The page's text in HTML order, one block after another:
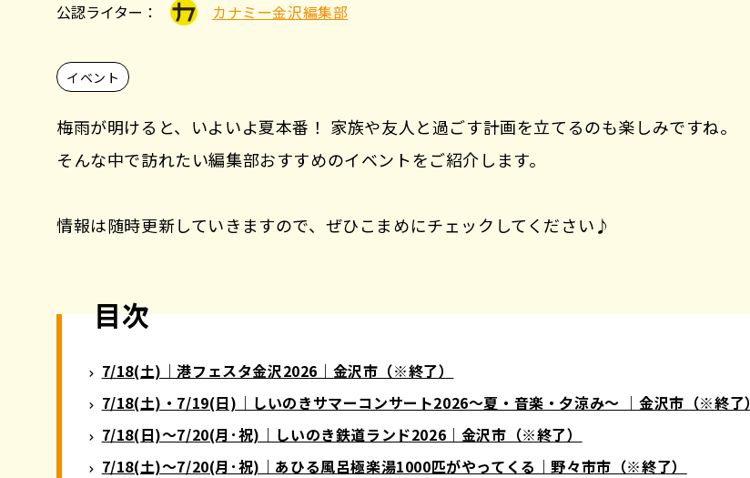
公認ライター： カナミー金沢編集部
イベント
梅雨が明けると、いよいよ夏本番！ 家族や友人と過ごす計画を立てるのも楽しみですね。
そんな中で訪れたい編集部おすすめのイベントをご紹介します。
情報は随時更新していきますので、ぜひこまめにチェックしてください♪
目次
7/18(土)｜港フェスタ金沢2026｜金沢市（※終了）
7/18(土)・7/19(日)｜しいのきサマーコンサート2026～夏・音楽・夕涼み～ ｜金沢市（※終了）
7/18(日)〜7/20(月･祝)｜しいのき鉄道ランド2026｜金沢市（※終了）
7/18(土)〜7/20(月･祝)｜あひる風呂極楽湯1000匹がやってくる｜野々市市（※終了）